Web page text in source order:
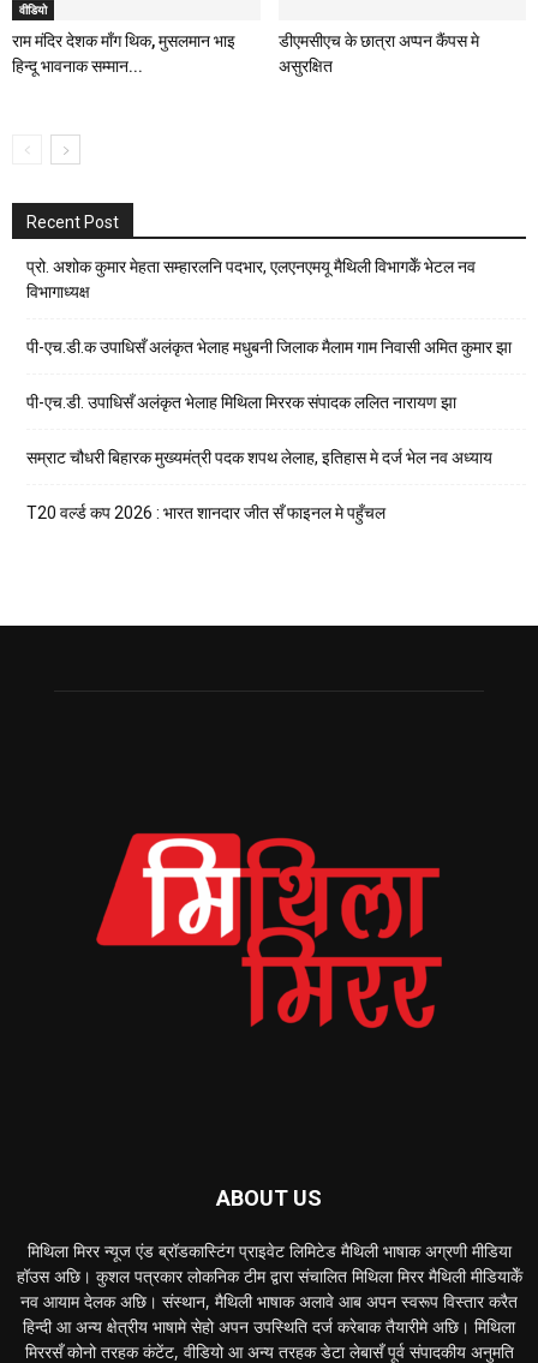
वीडियो
राम मंदिर देशक माँग थिक, मुसलमान भाइ
हिन्दू भावनाक सम्मान...
डीएमसीएच के छात्रा अप्पन कैंपस मे
असुरक्षित
Recent Post
प्रो. अशोक कुमार मेहता सम्हारलनि पदभार, एलएनएमयू मैथिली विभागकेँ भेटल नव
विभागाध्यक्ष
पी-एच.डी.क उपाधिसँ अलंकृत भेलाह मधुबनी जिलाक मैलाम गाम निवासी अमित कुमार झा
पी-एच.डी. उपाधिसँ अलंकृत भेलाह मिथिला मिररक संपादक ललित नारायण झा
सम्राट चौधरी बिहारक मुख्यमंत्री पदक शपथ लेलाह, इतिहास मे दर्ज भेल नव अध्याय
T20 वर्ल्ड कप 2026 : भारत शानदार जीत सँ फाइनल मे पहुँचल
ABOUT US
मिथिला मिरर न्यूज एंड ब्रॉडकास्टिंग प्राइवेट लिमिटेड मैथिली भाषाक अग्रणी मीडिया
हॉउस अछि। कुशल पत्रकार लोकनिक टीम द्वारा संचालित मिथिला मिरर मैथिली मीडियाकेँ
नव आयाम देलक अछि। संस्थान, मैथिली भाषाक अलावे आब अपन स्वरूप विस्तार करैत
हिन्दी आ अन्य क्षेत्रीय भाषामे सेहो अपन उपस्थिति दर्ज करेबाक तैयारीमे अछि। मिथिला
मिररसँ कोनो तरहक कंटेंट, वीडियो आ अन्य तरहक डेटा लेबासँ पूर्व संपादकीय अनुमति